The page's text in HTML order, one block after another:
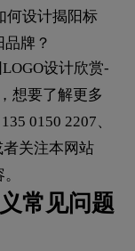
何设计揭阳标
牌？
设计欣赏-
想要了解更多
0150 2207、
者关注本网站
常见问题